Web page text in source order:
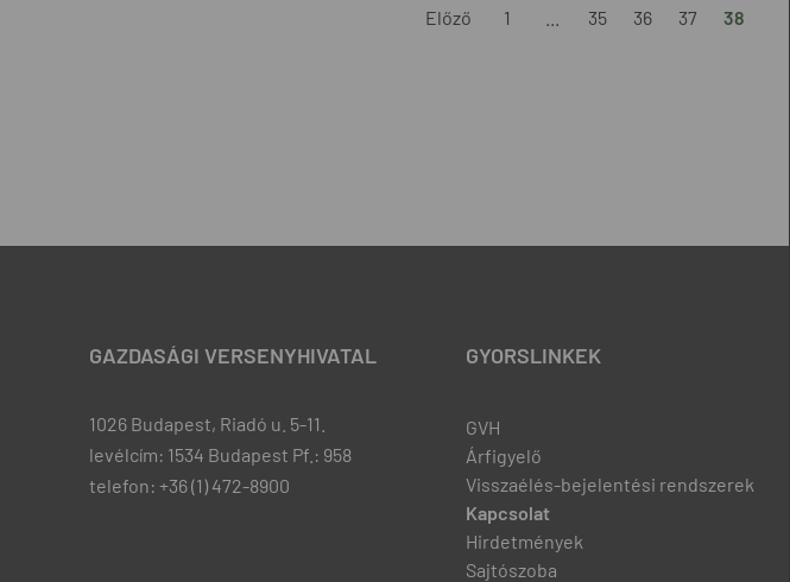
Előző 1 35 36 37 38
GAZDASÁGI VERSENYHIVATAL
1026 Budapest, Riadó u. 5-11.
levélcím: 1534 Budapest Pf.: 958
telefon: +36 (1) 472-8900
GYORSLINKEK
GVH
Árfigyelő
Visszaélés-bejelentési rendszerek
Kapcsolat
Hirdetmények
Sajtószoba